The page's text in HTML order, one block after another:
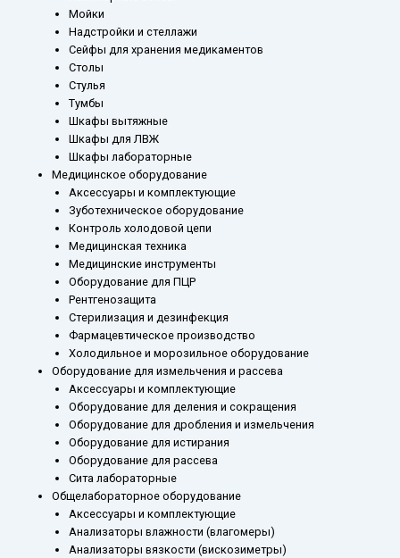
Мойки
Надстройки и стеллажи
Сейфы для хранения медикаментов
Столы
Стулья
Тумбы
Шкафы вытяжные
Шкафы для ЛВЖ
Шкафы лабораторные
Медицинское оборудование
Аксессуары и комплектующие
Зуботехническое оборудование
Контроль холодовой цепи
Медицинская техника
Медицинские инструменты
Оборудование для ПЦР
Рентгенозащита
Стерилизация и дезинфекция
Фармацевтическое производство
Холодильное и морозильное оборудование
Оборудование для измельчения и рассева
Аксессуары и комплектующие
Оборудование для деления и сокращения
Оборудование для дробления и измельчения
Оборудование для истирания
Оборудование для рассева
Сита лабораторные
Общелабораторное оборудование
Аксессуары и комплектующие
Анализаторы влажности (влагомеры)
Анализаторы вязкости (вискозиметры)